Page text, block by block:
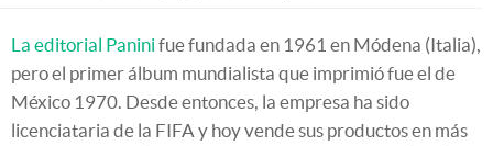
La editorial Paninifue fundada en 1961 en Módena (Italia),
pero el primer álbum mundialista que imprimió fue el de
México 1970. Desde entonces, la empresa ha sido
licenciataria de la FIFA y hoy vende sus productos en más